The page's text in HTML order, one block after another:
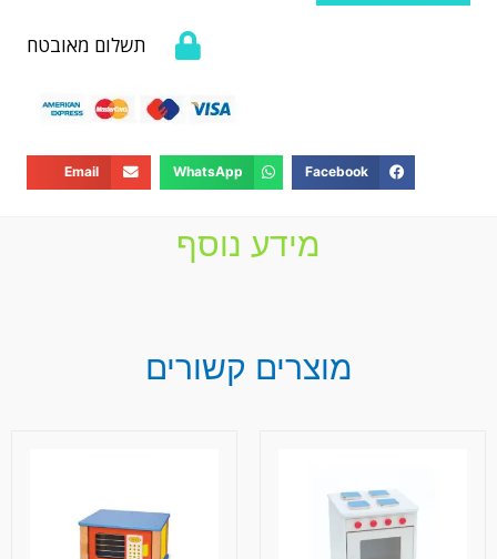
תשלום מאובטח
Facebook
WhatsApp
Email
מידע נוסף
מוצרים קשורים